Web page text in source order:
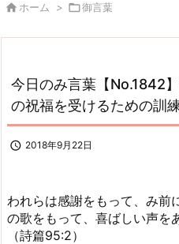
 ホーム > 御言葉
今日のみ言葉【No.1842
の祝福を受けるための訓
 2018年9月22日
われらは感謝をもって、み前
の歌をもって、喜ばしい声を
（詩篇95:2）